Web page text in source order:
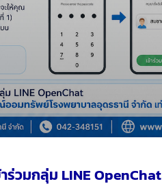
วมกลุ่ม LINE OpenChat